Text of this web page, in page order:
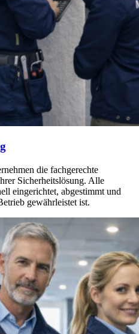
die fachgerechte
Sicherheitslösung. Alle
eingerichtet, abgestimmt und
gewährleistet ist.